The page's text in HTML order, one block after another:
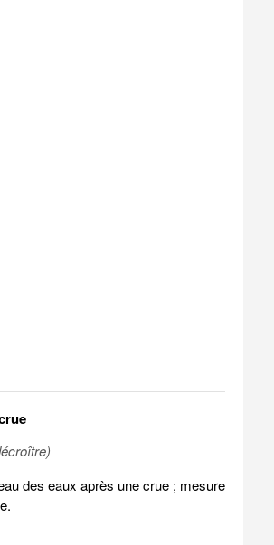
des eaux après une crue ; mesure